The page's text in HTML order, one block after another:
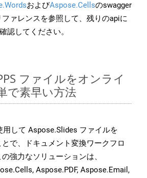
およびAspose.Cellsのswagger
ァレンスを参照して、残りのapiに
認してください。
ファイルをオンライ
で素早い方法
用して Aspose.Slides ファイルを
で、ドキュメント変換ワークフロ
強力なソリューションは、
Aspose.PDF, Aspose.Email,